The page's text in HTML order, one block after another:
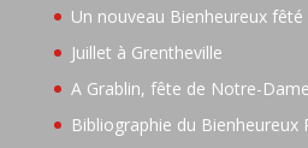
Un nouveau Bienheureux
Juillet à Grentheville
A Grablin, fête de Notre-
Bibliographie du Bienheureux